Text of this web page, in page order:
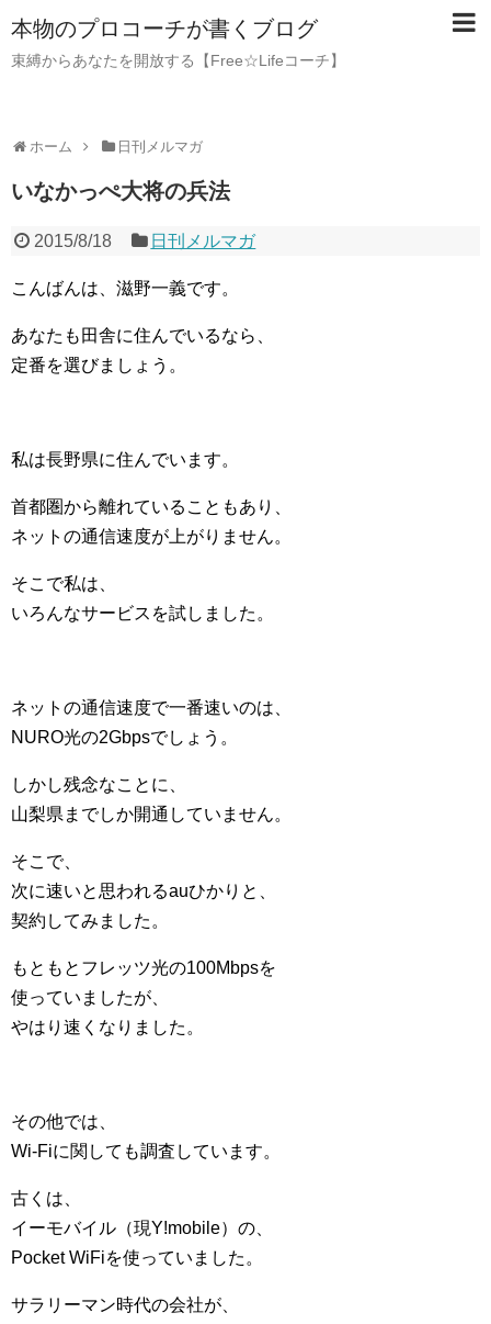
本物のプロコーチが書くブログ
束縛からあなたを開放する【Free☆Lifeコーチ】
ホーム 日刊メルマガ
いなかっぺ大将の兵法
2015/8/18 日刊メルマガ
こんばんは、滋野一義です。
あなたも田舎に住んでいるなら、
定番を選びましょう。
私は長野県に住んでいます。
首都圏から離れていることもあり、
ネットの通信速度が上がりません。
そこで私は、
いろんなサービスを試しました。
ネットの通信速度で一番速いのは、
NURO光の2Gbpsでしょう。
しかし残念なことに、
山梨県までしか開通していません。
そこで、
次に速いと思われるauひかりと、
契約してみました。
もともとフレッツ光の100Mbpsを
使っていましたが、
やはり速くなりました。
その他では、
Wi-Fiに関しても調査しています。
古くは、
イーモバイル（現Y!mobile）の、
Pocket WiFiを使っていました。
サラリーマン時代の会社が、